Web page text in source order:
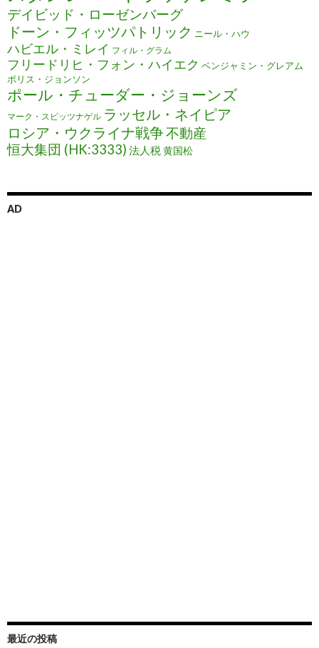
デイビッド・ローゼンバーグ
ドーン・フィッツパトリック ニール・ハウ
ハビエル・ミレイ フィル・グラム
フリードリヒ・フォン・ハイエク ベンジャミン・グレアム
ボリス・ジョンソン
ポール・チューダー・ジョーンズ
マーク・スピッツナゲル ラッセル・ネイピア
ロシア・ウクライナ戦争不動産
恒大集団 (HK:3333) 法人税黄国松
AD
最近の投稿